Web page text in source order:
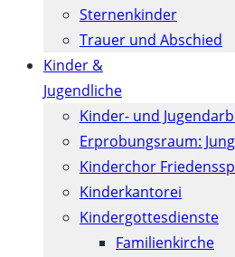
Sternenkinder
Trauer und Abschied
Kinder &
Jugendliche
Kinder- und
Erprobungsraum:
Kinderchor
Kinderkantorei
Kindergottesdienste
Familienkirche